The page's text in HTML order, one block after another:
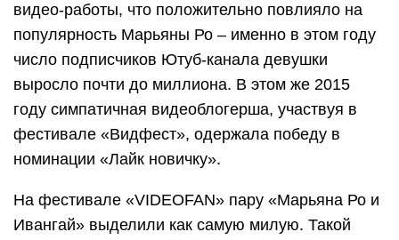
видео-работы, что положительно повлияло на
популярность Марьяны Ро – именно в этом году
число подписчиков Ютуб-канала девушки
выросло почти до миллиона. В этом же 2015
году симпатичная видеоблогерша, участвуя в
фестивале «Видфест», одержала победу в
номинации «Лайк новичку».
На фестивале «VIDEOFAN» пару «Марьяна Ро и
Ивангай» выделили как самую милую. Такой